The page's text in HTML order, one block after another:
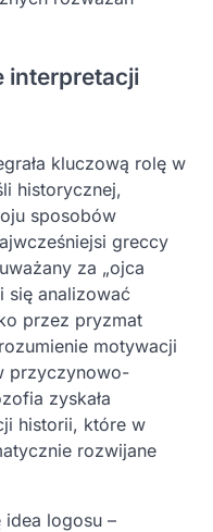
interpretacji
kluczową rolę w
historycznej,
sposobów
greccy
za „ojca
się analizować
przez pryzmat
motywacji
przyczynowo-
zyskała
historii, które w
rozwijane
logosu –